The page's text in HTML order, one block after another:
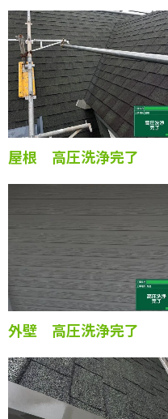
屋根 高圧洗浄完了
外壁 高圧洗浄完了